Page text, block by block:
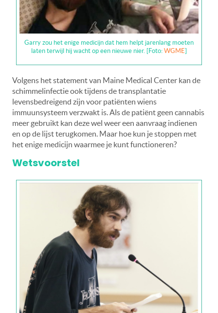
Garry zou het enige medicijn dat hem helpt jarenlang moeten
laten terwijl hij wacht op een nieuwe nier. [Foto: WGME]
Volgens het statement van Maine Medical Center kan de
schimmelinfectie ook tijdens de transplantatie
levensbedreigend zijn voor patiënten wiens
immuunsysteem verzwakt is. Als de patiënt geen cannabis
meer gebruikt kan deze wel weer een aanvraag indienen
en op de lijst terugkomen. Maar hoe kun je stoppen met
het enige medicijn waarmee je kunt functioneren?
Wetsvoorstel